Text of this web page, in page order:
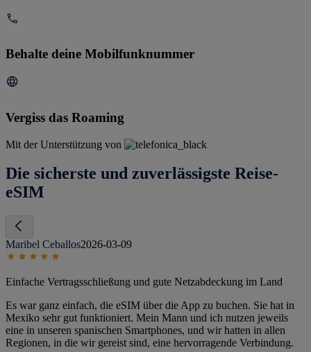
Behalte deine Mobilfunknummer
Vergiss das Roaming
Mit der Unterstützung von
Die sicherste und zuverlässigste Reise-
eSIM
Maribel Ceballos2026-03-09
Einfache Vertragsschließung und gute Netzabdeckung im Land
Es war ganz einfach, die eSIM über die App zu buchen. Sie hat in
Mexiko sehr gut funktioniert. Mein Mann und ich nutzen jeweils
eine in unseren spanischen Smartphones, und wir hatten in allen
Regionen, in die wir gereist sind, eine hervorragende Verbindung.